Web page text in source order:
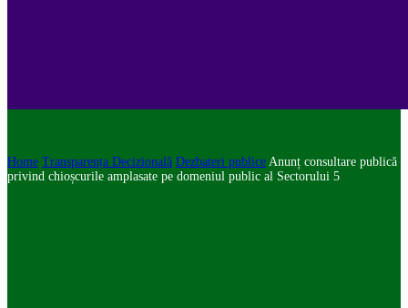
Home Transparența Decizională Dezbateri publice Anunț consultare publică
privind chioșcurile amplasate pe domeniul public al Sectorului 5